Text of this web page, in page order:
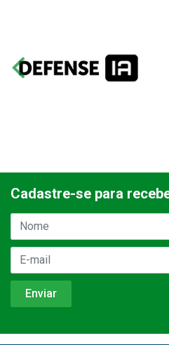
Cadastre-se para